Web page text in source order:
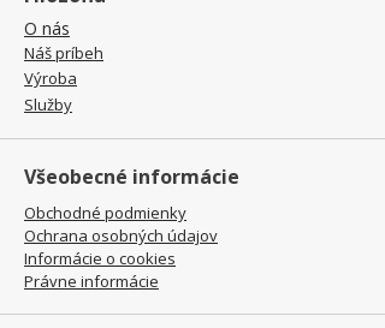
O nás
Náš príbeh
Výroba
Služby
Všeobecné informácie
Obchodné podmienky
Ochrana osobných údajov
Informácie o cookies
Právne informácie